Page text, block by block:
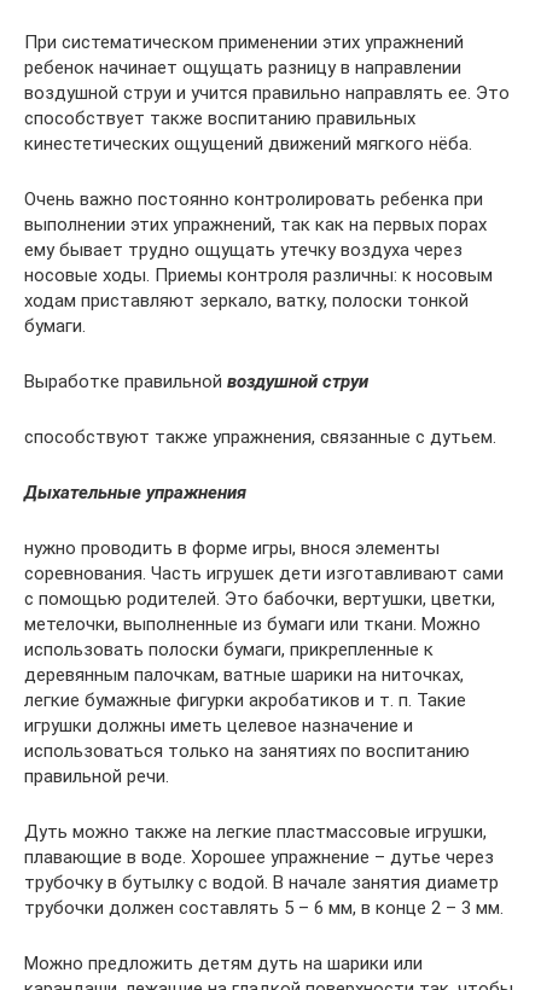
При систематическом применении этих упражнений
ребенок начинает ощущать разницу в направлении
воздушной струи и учится правильно направлять ее. Это
способствует также воспитанию правильных
кинестетических ощущений движений мягкого нёба.
Очень важно постоянно контролировать ребенка при
выполнении этих упражнений, так как на первых порах
ему бывает трудно ощущать утечку воздуха через
носовые ходы. Приемы контроля различны: к носовым
ходам приставляют зеркало, ватку, полоски тонкой
бумаги.
Выработке правильной воздушной струи
способствуют также упражнения, связанные с дутьем.
Дыхательные упражнения
нужно проводить в форме игры, внося элементы
соревнования. Часть игрушек дети изготавливают сами
с помощью родителей. Это бабочки, вертушки, цветки,
метелочки, выполненные из бумаги или ткани. Можно
использовать полоски бумаги, прикрепленные к
деревянным палочкам, ватные шарики на ниточках,
легкие бумажные фигурки акробатиков и т. п. Такие
игрушки должны иметь целевое назначение и
использоваться только на занятиях по воспитанию
правильной речи.
Дуть можно также на легкие пластмассовые игрушки,
плавающие в воде. Хорошее упражнение – дутье через
трубочку в бутылку с водой. В начале занятия диаметр
трубочки должен составлять 5 – 6 мм, в конце 2 – 3 мм.
Можно предложить детям дуть на шарики или